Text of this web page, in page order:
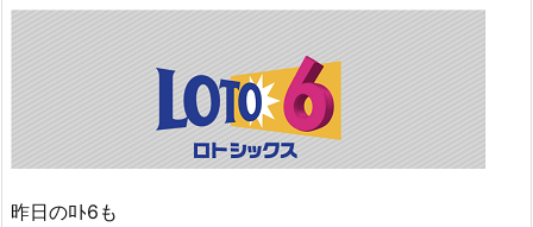
昨日のﾛﾄ6も